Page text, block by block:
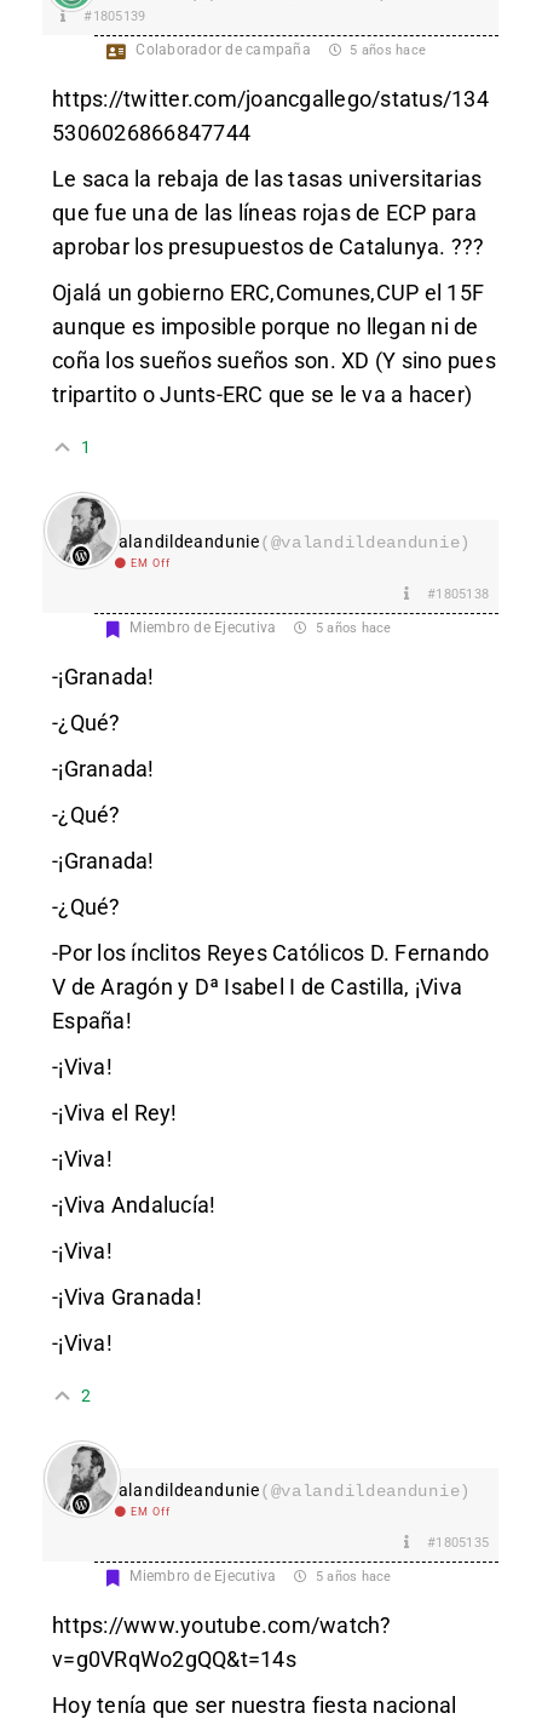
#1805139
Colaborador de campaña 5 años hace
https://twitter.com/joancgallego/status/134
5306026866847744
Le saca la rebaja de las tasas universitarias
que fue una de las líneas rojas de ECP para
aprobar los presupuestos de Catalunya. ???
Ojalá un gobierno ERC,Comunes,CUP el 15F
aunque es imposible porque no llegan ni de
coña los sueños sueños son. XD (Y sino pues
tripartito o Junts-ERC que se le va a hacer)
1
valandildeandunie(@valandildeandunie)
EM Off
#1805138
Miembro de Ejecutiva 5 años hace
-¡Granada!
-¿Qué?
-¡Granada!
-¿Qué?
-¡Granada!
-¿Qué?
-Por los ínclitos Reyes Católicos D. Fernando
V de Aragón y Dª Isabel I de Castilla, ¡Viva
España!
-¡Viva!
-¡Viva el Rey!
-¡Viva!
-¡Viva Andalucía!
-¡Viva!
-¡Viva Granada!
-¡Viva!
2
valandildeandunie(@valandildeandunie)
EM Off
#1805135
Miembro de Ejecutiva 5 años hace
https://www.youtube.com/watch?
v=g0VRqWo2gQQ&t=14s
Hoy tenía que ser nuestra fiesta nacional